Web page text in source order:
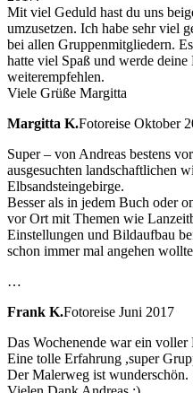
Mit viel Geduld hast du uns
umzusetzen. Ich habe sehr viel
bei allen Gruppenmitgliedern.
hatte viel Spaß und werde
weiterempfehlen.
Viele Grüße Margitta
Margitta K.Fotoreise Oktober
Super – von Andreas bestens
ausgesuchten landschaftlichen
Elbsandsteingebirge.
Besser als in jedem Buch oder
vor Ort mit Themen wie
Einstellungen und Bildaufbau
schon immer mal angehen
…
Frank K.Fotoreise Juni 2017
Das Wochenende war ein voller
Eine tolle Erfahrung ,super
Der Malerweg ist wunderschön.